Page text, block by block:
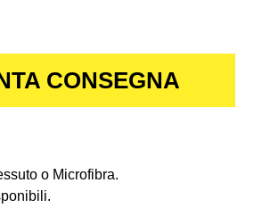
CONSEGNA
o Microfibra.